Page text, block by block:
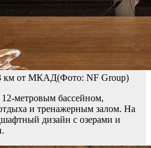
км от МКАД(Фото: NF Group)
12-метровым бассейном,
и тренажерным залом. На
дизайн с озерами и